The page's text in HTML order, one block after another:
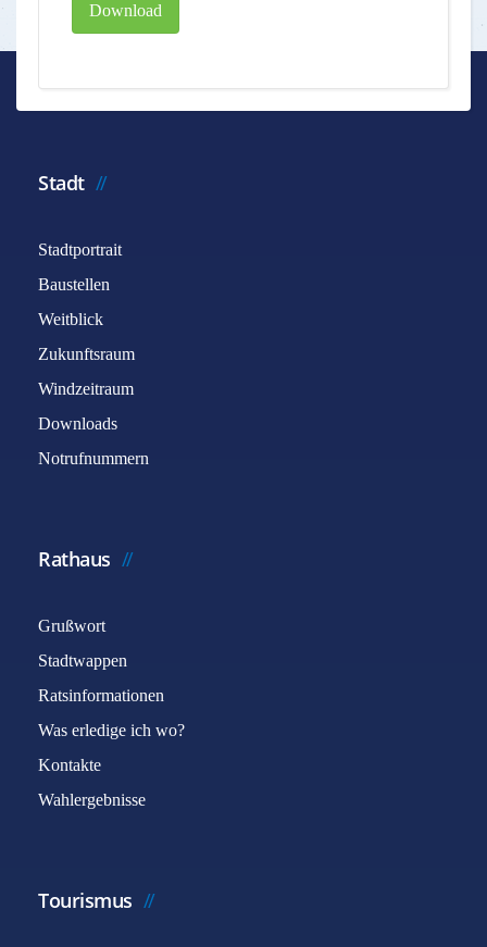
Download
Stadt
Stadtportrait
Baustellen
Weitblick
Zukunftsraum
Windzeitraum
Downloads
Notrufnummern
Rathaus
Grußwort
Stadtwappen
Ratsinformationen
Was erledige ich wo?
Kontakte
Wahlergebnisse
Tourismus